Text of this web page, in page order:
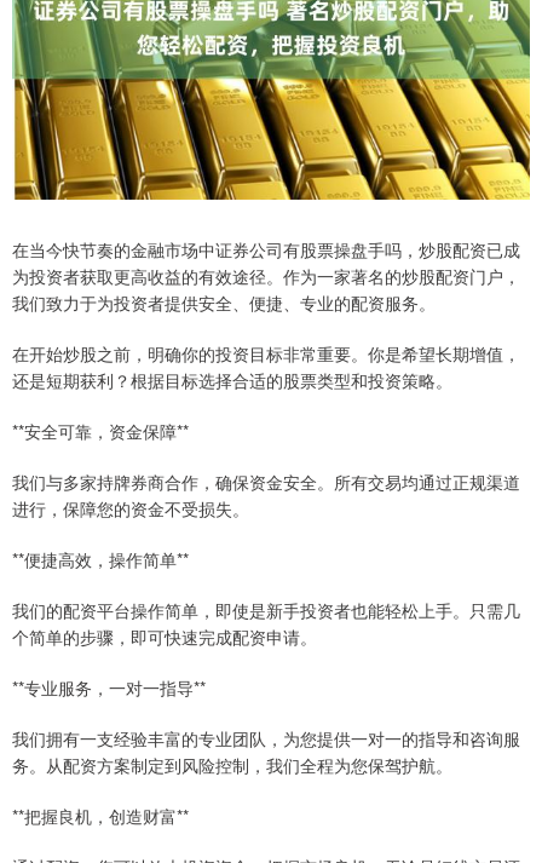
在当今快节奏的金融市场中证券公司有股票操盘手吗，炒股配资已成
为投资者获取更高收益的有效途径。作为一家著名的炒股配资门户，
我们致力于为投资者提供安全、便捷、专业的配资服务。
在开始炒股之前，明确你的投资目标非常重要。你是希望长期增值，
还是短期获利？根据目标选择合适的股票类型和投资策略。
**安全可靠，资金保障**
我们与多家持牌券商合作，确保资金安全。所有交易均通过正规渠道
进行，保障您的资金不受损失。
**便捷高效，操作简单**
我们的配资平台操作简单，即使是新手投资者也能轻松上手。只需几
个简单的步骤，即可快速完成配资申请。
**专业服务，一对一指导**
我们拥有一支经验丰富的专业团队，为您提供一对一的指导和咨询服
务。从配资方案制定到风险控制，我们全程为您保驾护航。
**把握良机，创造财富**